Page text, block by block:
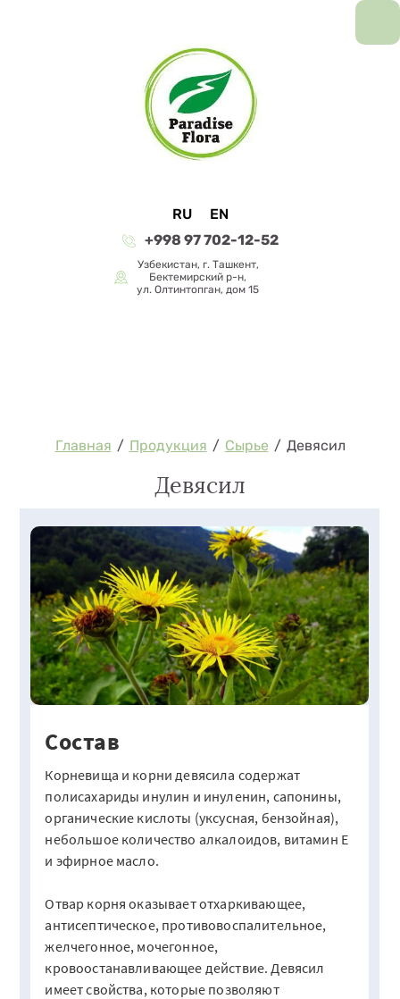
RU
EN
+998 97 702-12-52
Узбекистан, г. Ташкент,
Бектемирский р-н,
ул. Олтинтопган, дом 15
Главная / Продукция / Сырье / Девясил
Девясил
Состав
Корневища и корни девясила содержат
полисахариды инулин и инуленин, сапонины,
органические кислоты (уксусная, бензойная),
небольшое количество алкалоидов, витамин Е
и эфирное масло.
Отвар корня оказывает отхаркивающее,
антисептическое, противовоспалительное,
желчегонное, мочегонное,
кровоостанавливающее действие. Девясил
имеет свойства, которые позволяют